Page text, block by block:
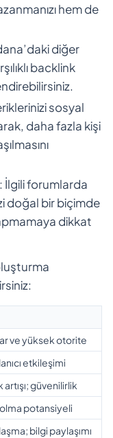
hem de
diğer
backlink
sosyal
daha fazla kişi
: İlgili forumlarda
doğal bir biçimde
dikkat
ve yüksek otorite
etkileşimi
güvenilirlik
olma potansiyeli
bilgi paylaşımı